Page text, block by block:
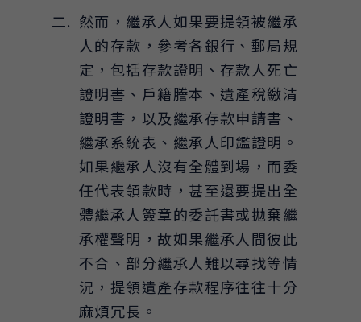
然而，繼承人如果要提領被繼承
人的存款，參考各銀行、郵局規
定，包括存款證明、存款人死亡
證明書、戶籍謄本、遺產稅繳清
證明書，以及繼承存款申請書、
繼承系統表、繼承人印鑑證明。
如果繼承人沒有全體到場，而委
任代表領款時，甚至還要提出全
體繼承人簽章的委託書或拋棄繼
承權聲明，故如果繼承人間彼此
不合、部分繼承人難以尋找等情
況，提領遺產存款程序往往十分
麻煩冗長。